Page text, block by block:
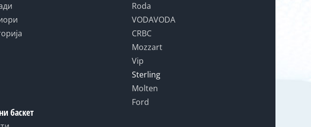
баскет
Roda
VODAVODA
CRBC
Mozzart
Vip
Sterling
Molten
Ford